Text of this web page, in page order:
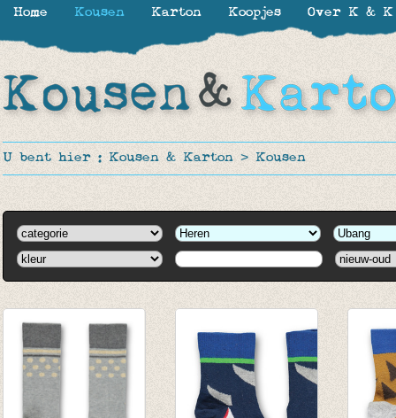
U bent hier : Kousen & Karton > Kousen
Home Kousen Karton Koopjes Over K & K